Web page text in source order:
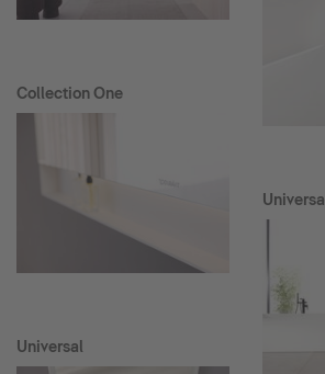
Collection One
Universal
Universal